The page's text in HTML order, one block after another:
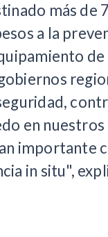
más de
a la
de
en
importante
in situ",